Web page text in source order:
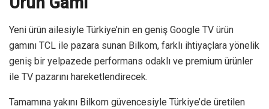
Yeni ürün ailesiyle Türkiye’nin en geniş Google TV ürün
gamını TCL ile pazara sunan Bilkom, farklı ihtiyaçlara yönelik
geniş bir yelpazede performans odaklı ve premium ürünler
ile TV pazarını hareketlendirecek.
Tamamına yakını Bilkom güvencesiyle Türkiye’de üretilen